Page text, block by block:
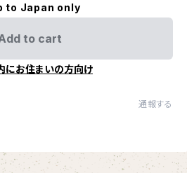
to Japan only
to cart
にお住まいの方向け
通報する